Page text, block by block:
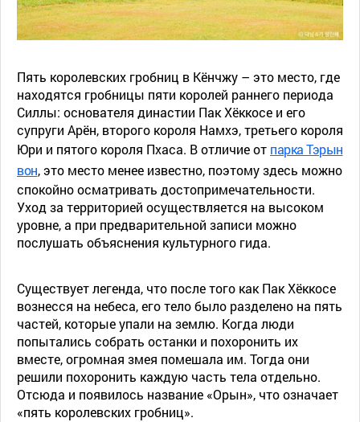
Пять королевских гробниц в Кёнчжу – это место, где
находятся гробницы пяти королей раннего периода
Силлы: основателя династии Пак Хёккосе и его
супруги Арён, второго короля Намхэ, третьего короля
Юри и пятого короля Пхаса. В отличие от парка Тэрын
вон, это место менее известно, поэтому здесь можно
спокойно осматривать достопримечательности.
Уход за территорией осуществляется на высоком
уровне, а при предварительной записи можно
послушать объяснения культурного гида.
Существует легенда, что после того как Пак Хёккосе
вознесся на небеса, его тело было разделено на пять
частей, которые упали на землю. Когда люди
попытались собрать останки и похоронить их
вместе, огромная змея помешала им. Тогда они
решили похоронить каждую часть тела отдельно.
Отсюда и появилось название «Орын», что означает
«пять королевских гробниц».